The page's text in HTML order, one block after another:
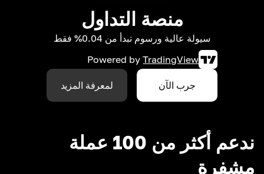
منصة التداول
سيولة عالية ورسوم تبدأ من 0.04% فقط
Powered by TradingView
جرب الآن لمعرفة المزيد
ندعم أكثر من 100 عملة
مشفرة